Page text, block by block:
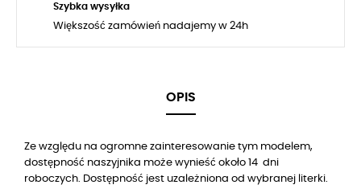
Szybka wysyłka
Większość zamówień nadajemy w 24h
OPIS
Ze względu na ogromne zainteresowanie tym modelem,
dostępność naszyjnika może wynieść około 14 dni
roboczych. Dostępność jest uzależniona od wybranej literki.